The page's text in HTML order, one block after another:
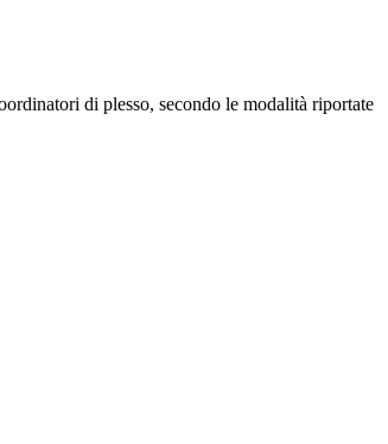
di plesso, secondo le modalità riportate